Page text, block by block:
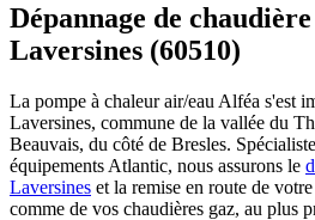
Dépannage de
Laversines (60510)
La pompe à chaleur air/eau Alféa s'est
Laversines, commune de la vallée du
Beauvais, du côté de Bresles.
équipements Atlantic, nous assurons le
Laversines et la remise en route de votre
comme de vos chaudières gaz, au plus